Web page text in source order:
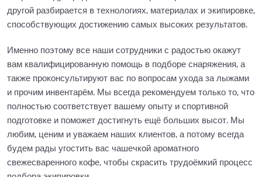
другой разбирается в технологиях, материалах и экипировке,
способствующих достижению самых высоких результатов.
Именно поэтому все наши сотрудники с радостью окажут
вам квалифицированную помощь в подборе снаряжения, а
также проконсультируют вас по вопросам ухода за лыжами
и прочим инвентарём. Мы всегда рекомендуем только то, что
полностью соответствует вашему опыту и спортивной
подготовке и поможет достигнуть ещё больших высот. Мы
любим, ценим и уважаем наших клиентов, а потому всегда
будем рады угостить вас чашечкой ароматного
свежесваренного кофе, чтобы скрасить трудоёмкий процесс